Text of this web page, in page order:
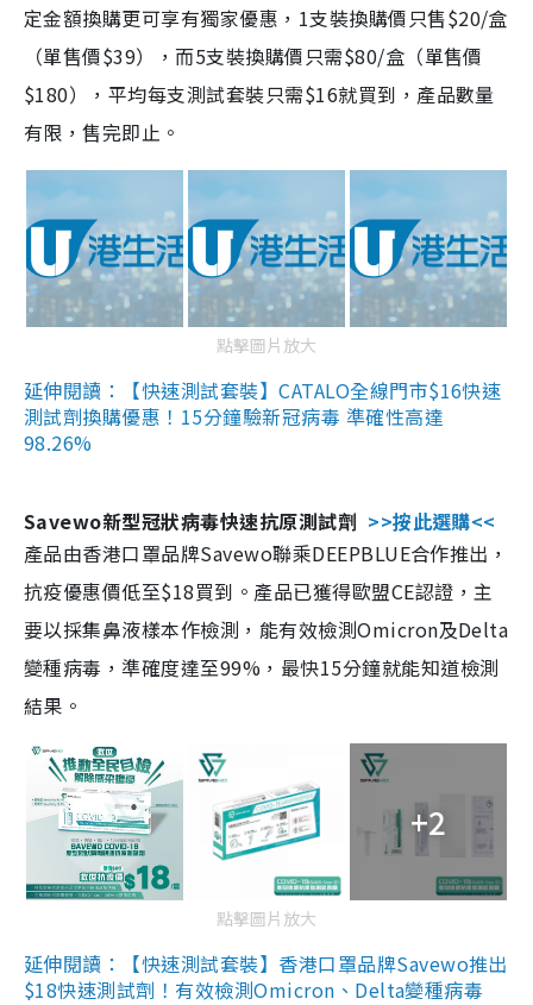
定金額換購更可享有獨家優惠，1支裝換購價只售$20/盒
（單售價$39），而5支裝換購價只需$80/盒（單售價
$180），平均每支測試套裝只需$16就買到，產品數量
有限，售完即止。
點擊圖片放大
延伸閱讀：【快速測試套裝】CATALO全線門市$16快速
測試劑換購優惠！15分鐘驗新冠病毒 準確性高達
98.26%
Savewo新型冠狀病毒快速抗原測試劑 >>按此選購<<
產品由香港口罩品牌Savewo聯乘DEEPBLUE合作推出，
抗疫優惠價低至$18買到。產品已獲得歐盟CE認證，主
要以採集鼻液樣本作檢測，能有效檢測Omicron及Delta
變種病毒，準確度達至99%，最快15分鐘就能知道檢測
結果。
+2
點擊圖片放大
延伸閱讀：【快速測試套裝】香港口罩品牌Savewo推出
$18快速測試劑！有效檢測Omicron、Delta變種病毒